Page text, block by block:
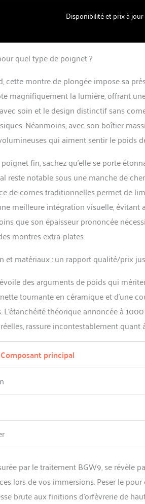
film antireflet
Lunimous bleu à
Lunimous émet
garantie de
n'hésitez pas à
Disponibilité et prix à
quel type de poignet ?
cette montre de plongée impose sa
magnifiquement la lumière, offrant
soin et le design distinctif sans
Néanmoins, avec son boîtier
qui aiment sentir le poids
fin, sachez qu’elle se porte
reste notable sous une manche de
de cornes traditionnelles permet de
meilleure intégration visuelle,
que son épaisseur prononcée
montres extra-plates.
et matériaux : un rapport qualité/prix
des arguments de poids qui
tournante en céramique et d’une
L’étanchéité théorique annoncée à
rassure incontestablement
Composant principal
par le traitement BGW9, se révèle
lors de vos immersions. Peser le
brute aux finitions d’orfèvrerie de